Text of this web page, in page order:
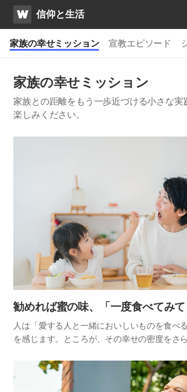
WATV​信仰と生活
家族の幸せミッション 宣教エピソード
家族の幸せミッション
家族との距離をもう一歩近づける小さな実
楽しみください。
勧めれば蜜の味、「一度食べてみて
人は「愛する人と一緒においしいものを食べ
を感じます。ところが、その幸せの密度をさ
てください」と勧めることです。 おいしい食
る人に…